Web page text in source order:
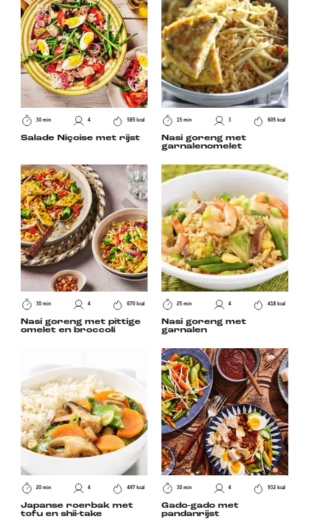
30 min 4 585 kcal
Salade Niçoise met rijst
15 min 3 605 kcal
Nasi goreng met
garnalenomelet
30 min 4 670 kcal
Nasi goreng met pittige
omelet en broccoli
25 min 4 418 kcal
Nasi goreng met
garnalen
20 min 4 497 kcal
Japanse roerbak met
tofu en shii-take
30 min 4 932 kcal
Gado-gado met
pandanrijst